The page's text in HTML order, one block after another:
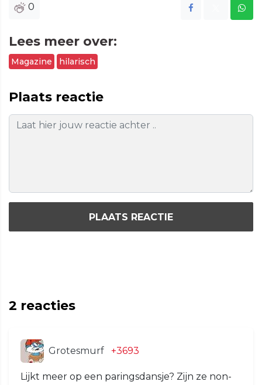
0
Lees meer over:
Magazine hilarisch
Plaats reactie
PLAATS REACTIE
2 reacties
Grotesmurf +3693
Lijkt meer op een paringsdansje? Zijn ze non-